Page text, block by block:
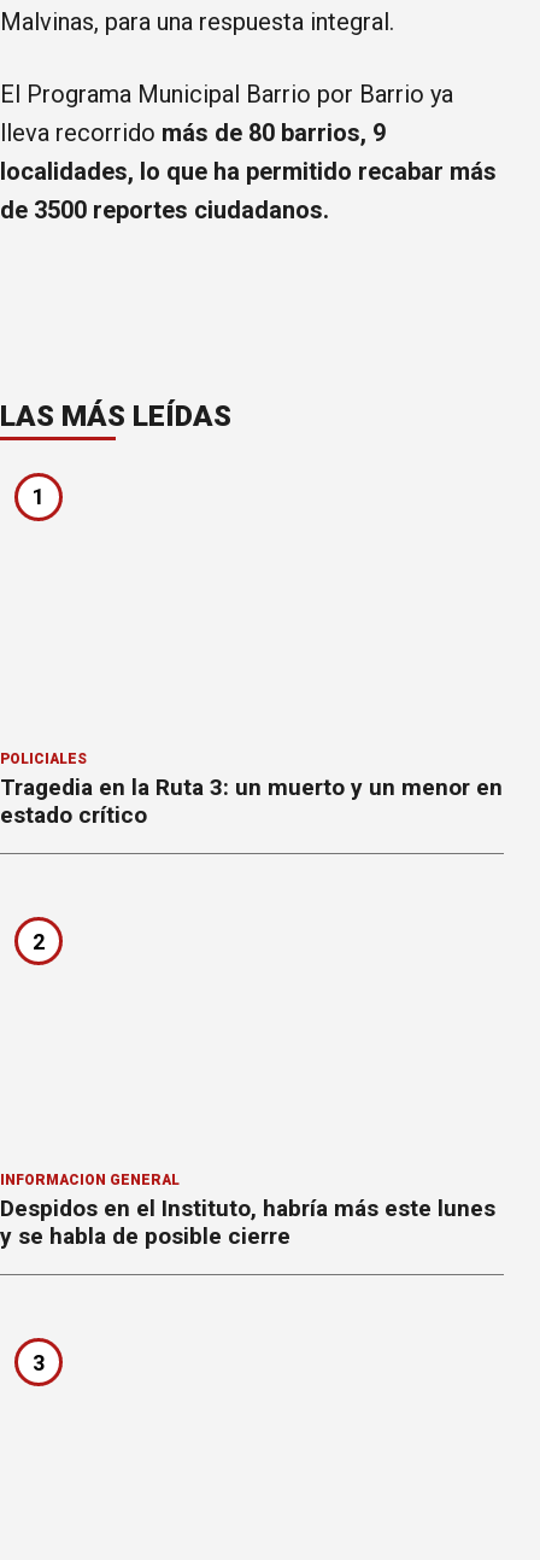
Malvinas, para una respuesta integral.
El Programa Municipal Barrio por Barrio ya
lleva recorrido más de 80 barrios, 9
localidades, lo que ha permitido recabar más
de 3500 reportes ciudadanos.
LAS MÁS LEÍDAS
1
POLICIALES
Tragedia en la Ruta 3: un muerto y un menor en
estado crítico
2
INFORMACION GENERAL
Despidos en el Instituto, habría más este lunes
y se habla de posible cierre
3